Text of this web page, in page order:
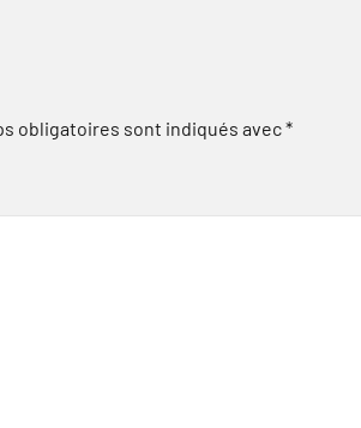
obligatoires sont indiqués avec*